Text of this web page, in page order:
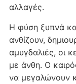
αλλαγές.
Η φύση ξυπνά
ανθίζουν,
αμυγδαλιές, οι
με άνθη. Ο
να μεγαλώνουν